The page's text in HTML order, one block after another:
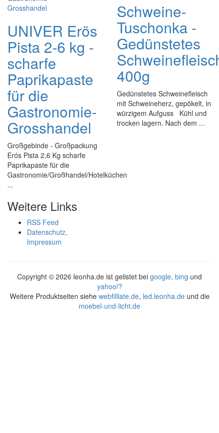
UNIVER Erös
Pista 2-6 kg -
scharfe
Paprikapaste
für die
Gastronomie-
Grosshandel
Großgebinde - Großpackung
Erós Pista 2,6 Kg scharfe
Paprikapaste für die
Gastronomie/Großhandel/Hotelküchen
...
Schweine-
Tuschonka -
Gedünstetes
400g
Gedünstetes Schweinefleisch
mit Schweineherz, gepökelt, in
würzigem Aufguss Kühl und
trocken lagern. Nach dem ...
Weitere Links
RSS Feed
Datenschutz,
Impressum
Copyright © 2026 leonha.de ist gelistet bei google, bing und
yahoo!?
Weitere Produktseiten siehe webfilliate.de, led.leonha.deund die
moebel-und-licht.de